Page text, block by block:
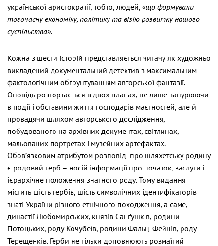
української аристократії, тобто, людей, «що формували
тогочасну економіку, політику та візію розвитку нашого
суспільства».
Кожна з шести історій представляється читачу як художньо
викладений документальний детектив з максимальним
фактологічним обґрунтуванням авторської фантазії.
Оповідь розгортається в двох планах, не лише занурюючи
в події і обставини життя господарів маєтностей, але й
провадячи шляхом авторського дослідження,
побудованого на архівних документах, світлинах,
мальованих портретах і музейних артефактах.
Обов’язковим атрибутом розповіді про шляхетську родину
є родовий герб – носій інформації про початок, заслуги і
ієрархічне положення знатного роду. Тому видання
містить шість гербів, шість символічних ідентифікаторів
знаті України різного етнічного походження, а саме,
династії Любомирських, князів Санґушків, родини
Потоцьких, роду Кочубеїв, родини Фальц-Фейнів, роду
Терещенків. Герби не тільки доповнюють розмаїтий